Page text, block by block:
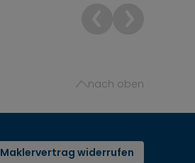
nach oben
Maklervertrag widerrufen